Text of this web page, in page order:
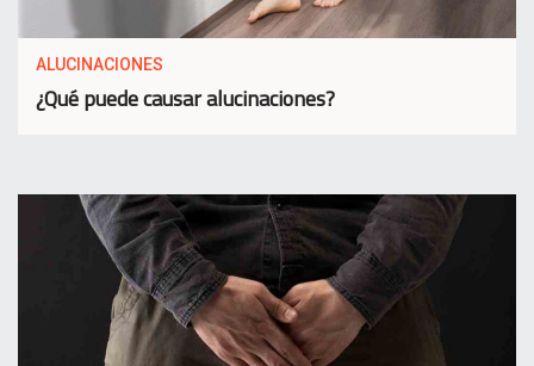
ALUCINACIONES
¿Qué puede causar alucinaciones?